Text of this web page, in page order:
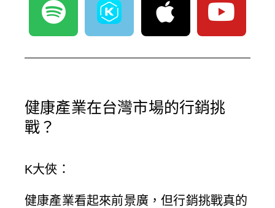
p
i
f
p
e
o
u
b
健康產業在台灣市場的行銷挑
戰？
K大俠 ：
健康產業看起來前景廣，但行銷挑戰真的